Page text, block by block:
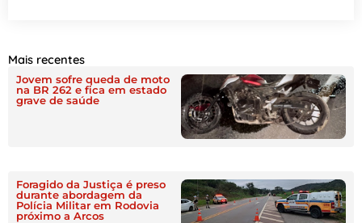
Mais recentes
Jovem sofre queda de moto
na BR 262 e fica em estado
grave de saúde
Foragido da Justiça é preso
durante abordagem da
Polícia Militar em Rodovia
próximo a Arcos